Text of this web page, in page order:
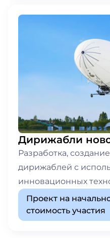
Дирижабли
Разработка,
дирижаблей с
инновационных
Проект на
стоимость участия